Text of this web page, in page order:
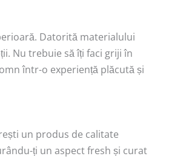
Datorită materialului
Nu trebuie să îți faci griji în
într-o experiență plăcută și
un produs de calitate
ți un aspect fresh și curat